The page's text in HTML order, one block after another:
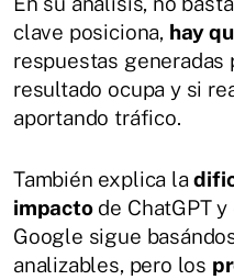
clave posiciona, hay
respuestas generadas
resultado ocupa y si
aportando tráfico.
También explica la
impactode ChatGPT y
Google sigue
analizables, pero los